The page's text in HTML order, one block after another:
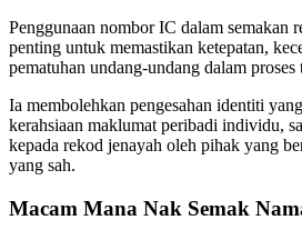
Penggunaan nombor IC dalam semakan
penting untuk memastikan ketepatan,
pematuhan undang-undang dalam proses
Ia membolehkan pengesahan identiti
kerahsiaan maklumat peribadi individu,
kepada rekod jenayah oleh pihak yang
yang sah.
Macam Mana Nak Semak